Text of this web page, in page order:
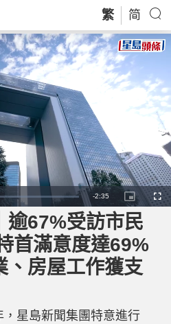
繁 简
R
e
m
a
i
-2:35
P
i
c
t
u
e
-
n
-
P
r
e
F
u
逾67%受訪市民
首滿意度達69%
、房屋工作獲支
星島新聞集團特意進行